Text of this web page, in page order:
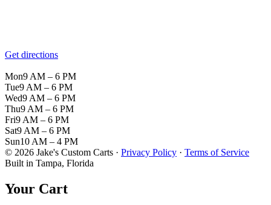
Get directions
Mon9 AM – 6 PM
Tue9 AM – 6 PM
Wed9 AM – 6 PM
Thu9 AM – 6 PM
Fri9 AM – 6 PM
Sat9 AM – 6 PM
Sun10 AM – 4 PM
© 2026 Jake's Custom Carts · Privacy Policy · Terms of Service
Built in Tampa, Florida
Your Cart